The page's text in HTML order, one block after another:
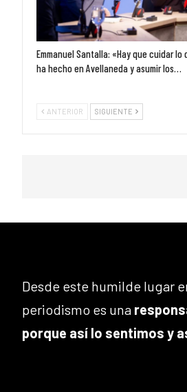
Emmanuel Santalla: «Hay que cuidar lo
ha hecho en Avellaneda y asumir los…
ANTERIOR SIGUIENTE
Desde este humilde lugar
periodismo es una
porque así lo sentimos y